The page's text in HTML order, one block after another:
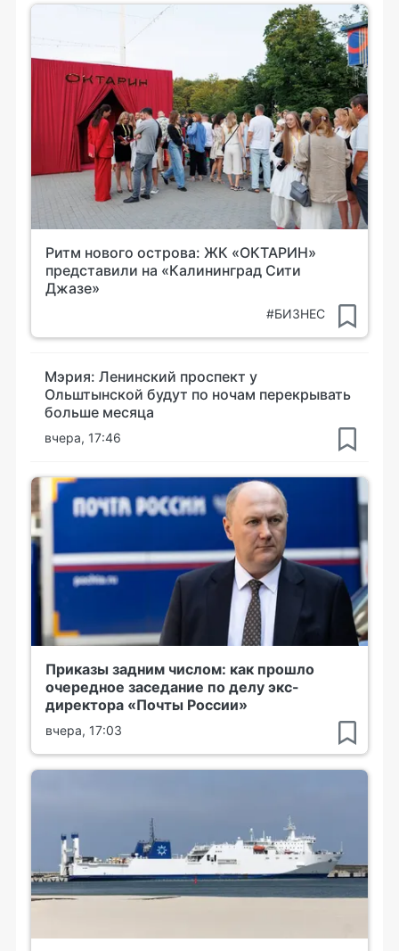
Ритм нового острова: ЖК «ОКТАРИН»
представили на «Калининград Сити
Джазе»
#БИЗНЕС
Мэрия: Ленинский проспект у
Ольштынской будут по ночам перекрывать
больше месяца
вчера, 17:46
Приказы задним числом: как прошло
очередное заседание по делу экс-
директора «Почты России»
вчера, 17:03